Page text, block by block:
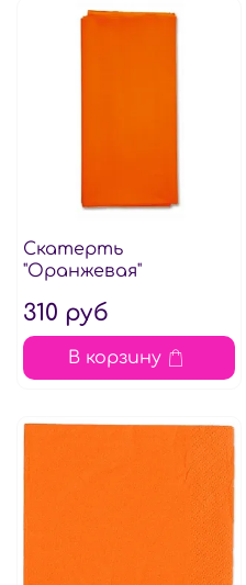
Скатерть
"Оранжевая"
310 руб
В корзину